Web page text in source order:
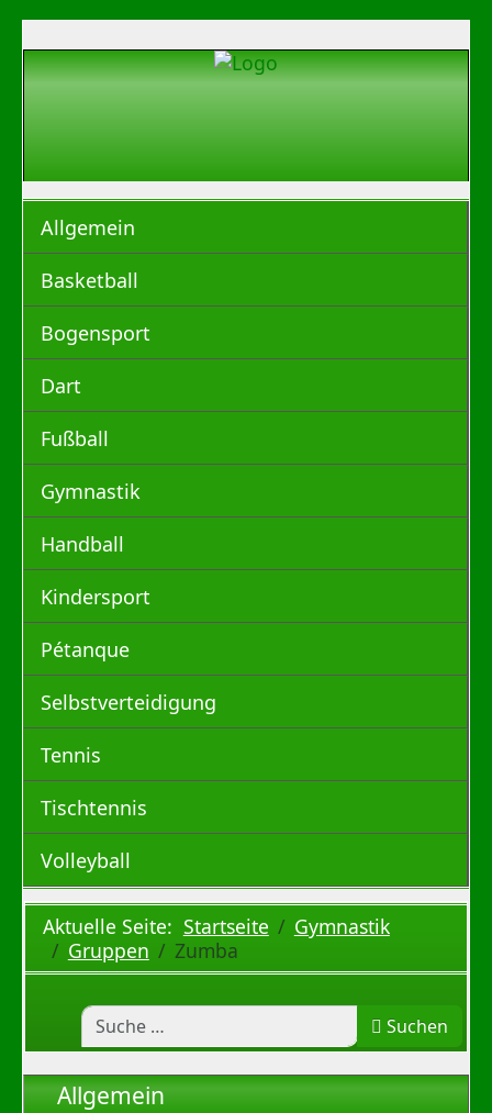
Allgemein
Basketball
Bogensport
Dart
Fußball
Gymnastik
Handball
Kindersport
Pétanque
Selbstverteidigung
Tennis
Tischtennis
Volleyball
Aktuelle Seite: Startseite
Gymnastik
Gruppen
Zumba
Suchen
Allgemein